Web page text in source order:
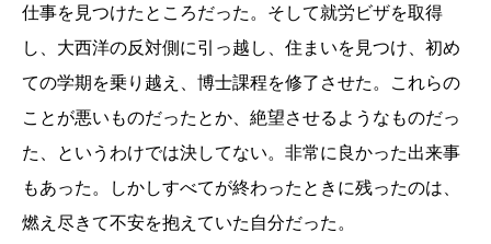
仕事を見つけたところだった。そして就労ビザを取得
し、大西洋の反対側に引っ越し、住まいを見つけ、初め
ての学期を乗り越え、博士課程を修了させた。これらの
ことが悪いものだったとか、絶望させるようなものだっ
た、というわけでは決してない。非常に良かった出来事
もあった。しかしすべてが終わったときに残ったのは、
燃え尽きて不安を抱えていた自分だった。